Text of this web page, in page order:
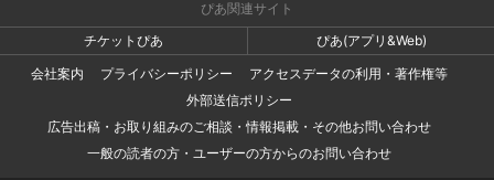
ぴあ関連サイト
チケットぴあ
ぴあ(アプリ&Web)
会社案内
プライバシーポリシー
アクセスデータの利用・著作権等
外部送信ポリシー
広告出稿・お取り組みのご相談・情報掲載・その他お問い合わせ
一般の読者の方・ユーザーの方からのお問い合わせ